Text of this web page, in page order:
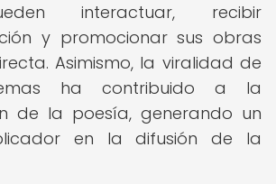
interactuar, recibir
y promocionar sus obras
Asimismo, la viralidad de
ha contribuido a la
de la poesía, generando un
en la difusión de la